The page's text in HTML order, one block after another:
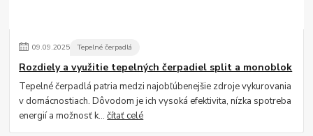
09.09.2025 Tepelné čerpadlá
Rozdiely a využitie tepelných čerpadiel split a monoblok
Tepelné čerpadlá patria medzi najobľúbenejšie zdroje vykurovania
v domácnostiach. Dôvodom je ich vysoká efektivita, nízka spotreba
energií a možnosť k...čítať celé